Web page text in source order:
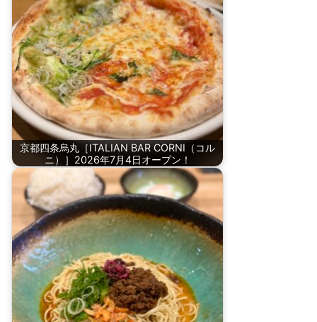
京都四条烏丸［ITALIAN BAR CORNI（コル
ニ）］2026年7月4日オープン！